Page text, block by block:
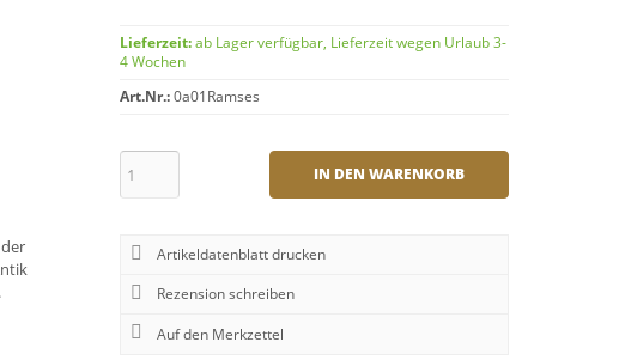
Lieferzeit:ab Lager verfügbar, Lieferzeit wegen Urlaub 3-
4 Wochen
Art.Nr.:0a01Ramses
IN DEN WARENKORB
Artikeldatenblatt drucken
Rezension schreiben